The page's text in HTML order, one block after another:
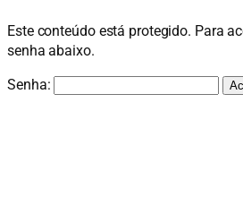
Este conteúdo está protegido. Para
senha abaixo.
Senha: